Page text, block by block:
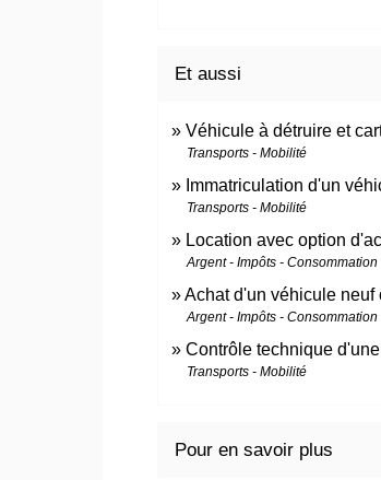
Et aussi
Véhicule à détruire et
Transports - Mobilité
Immatriculation d'un
Transports - Mobilité
Location avec option
Argent - Impôts - Consommation
Achat d'un véhicule neuf
Argent - Impôts - Consommation
Contrôle technique
Transports - Mobilité
Pour en savoir plus